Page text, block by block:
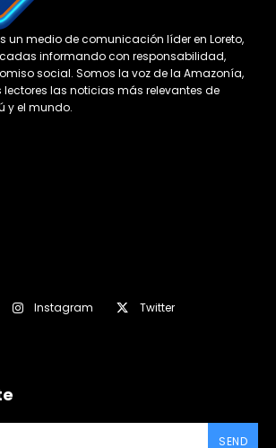
un medio de comunicación líder en Loreto,
informando con responsabilidad,
social. Somos la voz de la Amazonía,
las noticias más relevantes de
y el mundo.
Instagram
Twitter
SEND